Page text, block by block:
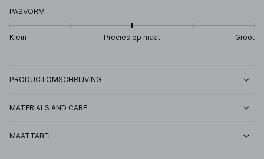
PASVORM
Klein Precies op maat Groot
PRODUCTOMSCHRIJVING
MATERIALS AND CARE
MAATTABEL